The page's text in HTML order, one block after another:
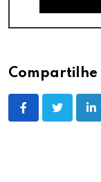
Compartilhe